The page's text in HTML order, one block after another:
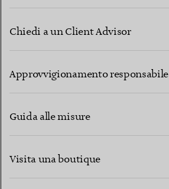
Chiedi a un Client Advisor
Approvvigionamento responsabile
Guida alle misure
Visita una boutique